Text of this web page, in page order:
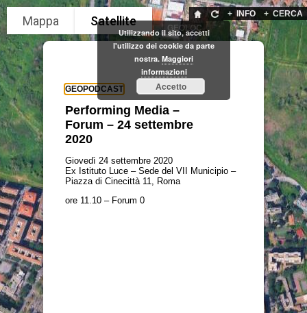
+ CERCA
+ INFO
GEOLOC
Utilizzando il sito, accetti
l'utilizzo dei cookie da parte
nostra. Maggiori
informazioni
Accetto